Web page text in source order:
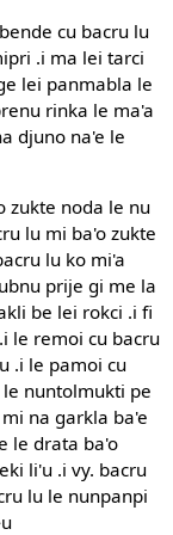
cu bacru lu
.i ma lei tarci
lei panmabla le
rinka le ma'a
djuno na'e le
zukte noda le nu
lu mi ba'o zukte
lu ko mi'a
prije gi me la
be lei rokci .i fi
le remoi cu bacru
.i le pamoi cu
nuntolmukti pe
na garkla ba'e
le drata ba'o
li'u .i vy. bacru
lu le nunpanpi